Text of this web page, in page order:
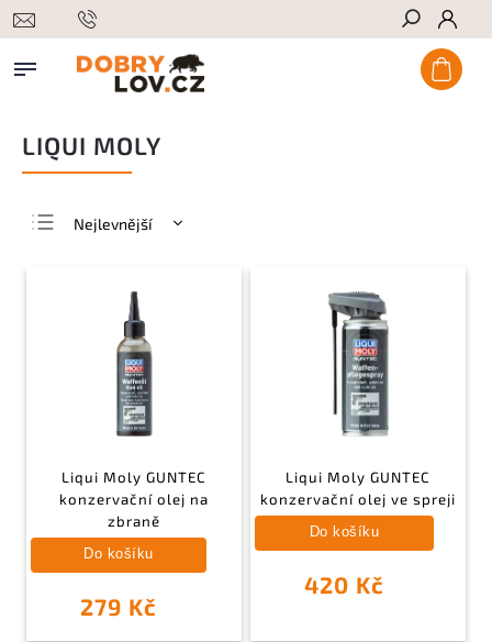
Hledat
LIQUI MOLY
Nejlevnější
Nejprodávanější
Abecedně
Liqui Moly GUNTEC
konzervační olej na
zbraně
279 Kč
Do košíku
Liqui Moly GUNTEC
konzervační olej ve spreji
420 Kč
Do košíku